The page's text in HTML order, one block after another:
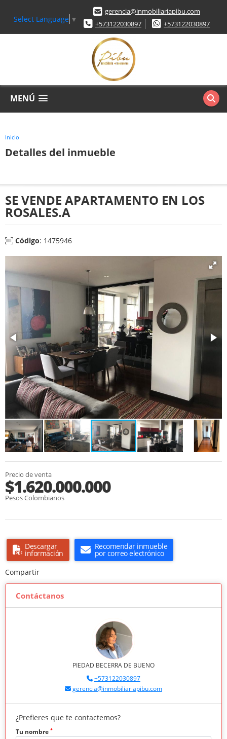
Select Language ▼
gerencia@inmobiliariapibu.com
+573122030897
+573122030897
MENÚ
Inicio
Detalles del inmueble
SE VENDE APARTAMENTO EN LOS
ROSALES.A
Código: 1475946
Precio de venta
$1.620.000.000
Pesos Colombianos
Descargar
información
Recomendar inmueble
por correo electrónico
Compartir
Contáctanos
PIEDAD BECERRA DE BUENO
+573122030897
gerencia@inmobiliariapibu.com
¿Prefieres que te contactemos?
Tu nombre *